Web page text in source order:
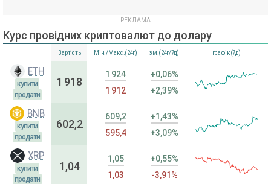
Курс провідних криптовалют до долару
Вартість Мін./Макс.(24г) зм.(24г/7д) графік(7д)
ETH
купити
продати
1 918
1 924
1 912
+0,06%
+2,39%
BNB
купити
продати
602,2
609,2
595,4
+1,43%
+3,09%
XRP
купити
продати
1,04
1,05
1,03
+0,55%
-3,91%